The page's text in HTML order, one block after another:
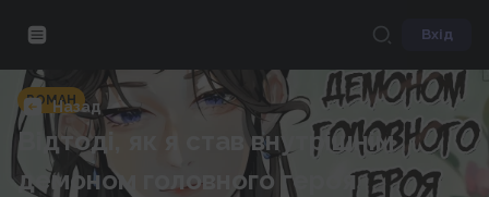
Вхід
Назад
РОМАН
Відтоді, як я став внутрішнім
демоном головного героя